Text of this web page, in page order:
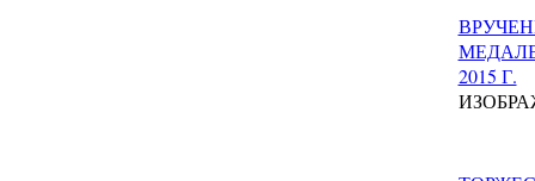
2015 Г.